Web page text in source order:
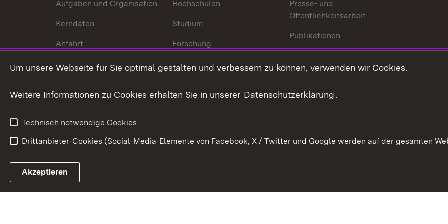
Aufgaben und Organisation
Kerndaten
Anfahrt
Hochschulen
Studium
Forschung
Internationales
Presse- und
Öffentlichkeitsarbeit
Publikationen
Mediathek
Ausschreibungen
Link zum Landesportal
Um unsere Webseite für Sie optimal gestalten und verbessern zu können, verwenden wir Cookies.
Weitere Informationen zu Cookies erhalten Sie in unserer Datenschutzerklärung.
Technisch notwendige Cookies
Drittanbieter-Cookies (Social-Media-Elemente von Facebook, X / Twitter und Google werden auf der gesamten
Akzeptieren